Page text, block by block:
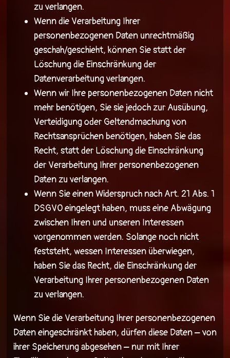
zu verlangen.
Wenn die Verarbeitung Ihrer
personenbezogenen Daten unrechtmäßig
geschah/geschieht, können Sie statt der
Löschung die Einschränkung der
Datenverarbeitung verlangen.
Wenn wir Ihre personenbezogenen Daten nicht
mehr benötigen, Sie sie jedoch zur Ausübung,
Verteidigung oder Geltendmachung von
Rechtsansprüchen benötigen, haben Sie das
Recht, statt der Löschung die Einschränkung
der Verarbeitung Ihrer personenbezogenen
Daten zu verlangen.
Wenn Sie einen Widerspruch nach Art. 21 Abs. 1
DSGVO eingelegt haben, muss eine Abwägung
zwischen Ihren und unseren Interessen
vorgenommen werden. Solange noch nicht
feststeht, wessen Interessen überwiegen,
haben Sie das Recht, die Einschränkung der
Verarbeitung Ihrer personenbezogenen Daten
zu verlangen.
Wenn Sie die Verarbeitung Ihrer personenbezogenen
Daten eingeschränkt haben, dürfen diese Daten – von
ihrer Speicherung abgesehen – nur mit Ihrer